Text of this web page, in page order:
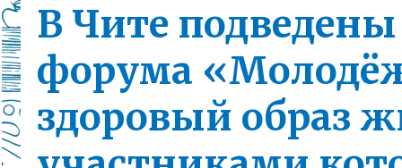
В Чите
форума
здоровый образ